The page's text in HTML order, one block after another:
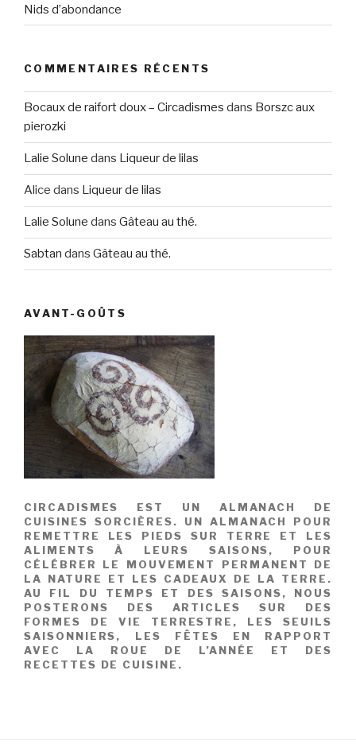
Nids d’abondance
COMMENTAIRES RÉCENTS
Bocaux de raifort doux – Circadismes dans Borszc aux
pierozki
Lalie Solune dans Liqueur de lilas
Alice dans Liqueur de lilas
Lalie Solune dans Gâteau au thé.
Sabtan dans Gâteau au thé.
AVANT-GOÛTS
CIRCADISMES EST UN ALMANACH DE
CUISINES SORCIÈRES. UN ALMANACH POUR
REMETTRE LES PIEDS SUR TERRE ET LES
ALIMENTS À LEURS SAISONS, POUR
CÉLÉBRER LE MOUVEMENT PERMANENT DE
LA NATURE ET LES CADEAUX DE LA TERRE.
AU FIL DU TEMPS ET DES SAISONS, NOUS
POSTERONS DES ARTICLES SUR DES
FORMES DE VIE TERRESTRE, LES SEUILS
SAISONNIERS, LES FÊTES EN RAPPORT
AVEC LA ROUE DE L’ANNÉE ET DES
RECETTES DE CUISINE.